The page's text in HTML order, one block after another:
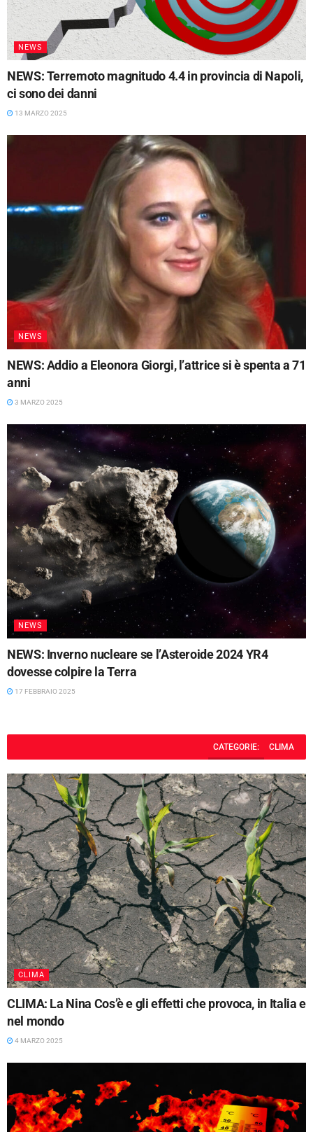
NEWS
NEWS: Terremoto magnitudo 4.4 in provincia di Napoli,
ci sono dei danni
13 MARZO 2025
NEWS
NEWS: Addio a Eleonora Giorgi, l’attrice si è spenta a 71
anni
3 MARZO 2025
NEWS
NEWS: Inverno nucleare se l’Asteroide 2024 YR4
dovesse colpire la Terra
17 FEBBRAIO 2025
CATEGORIE: CLIMA
CLIMA
CLIMA: La Nina Cos’è e gli effetti che provoca, in Italia e
nel mondo
4 MARZO 2025